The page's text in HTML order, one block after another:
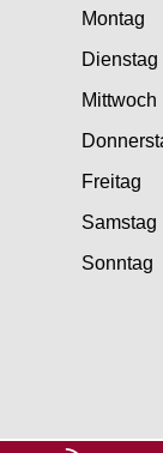
Montag
Dienstag
Mittwoch
Freitag
Samstag
Sonntag